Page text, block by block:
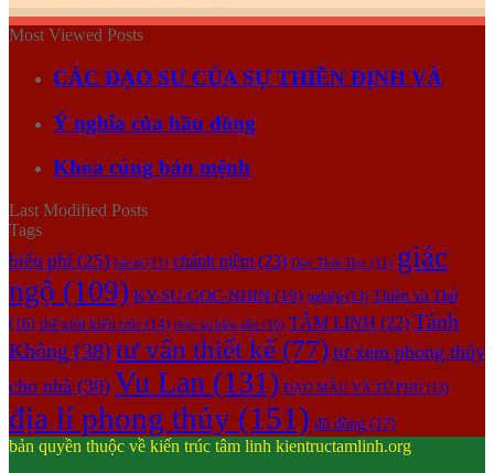
Most Viewed Posts
CÁC ĐẠO SƯ CỦA SỰ THIỀN ĐỊNH VÀ
Ý nghĩa của hầu đồng
Khoa cúng bản mệnh
Last Modified Posts
Tags
biểu phí (25) bát tự(11) chánh niệm (23) Duy Thức Học (11) giác
ngộ (109) KY-SU-GOC-NHIN (19) nghiệp (13) Thiền và Thở
(16) thế giới kiến trúc (14) thực tại hiện tiền (10) TÂM LINH (22) Tánh
Không (38) tư vấn thiết kế(77) tự xem phong thủy
cho nhà (30) Vu Lan (131) ĐẠO MẪU VÀ TỨ PHỦ (13)
địa lí phong thủy (151) đồ đồng (17)
bản quyền thuộc về kiến trúc tâm linh kientructamlinh.org